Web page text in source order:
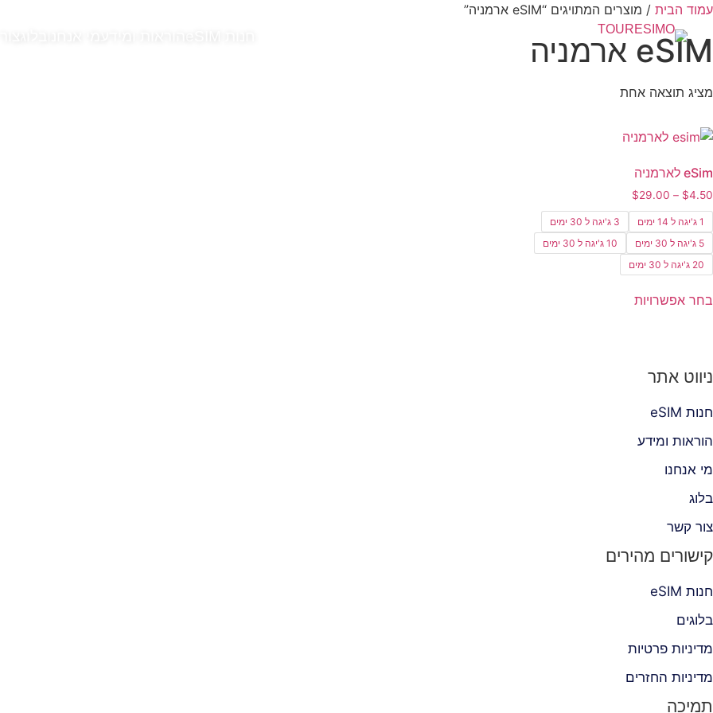
דלג
לתוכן
עמוד הבית / מוצרים המתויגים “eSIM ארמניה”
eSIM ארמניה
מציג תוצאה אחת
eSim לארמניה
$4.50
–
$29.00
מחירים:
1 ג'יגה ל 14 ימים
3 ג'יגה ל 30 ימים
5 ג'יגה ל 30 ימים
10 ג'יגה ל 30 ימים
20 ג'יגה ל 30 ימים
בחר אפשרויותזה
ניווט אתר
חנות eSIM
הוראות ומידע
מי אנחנו
בלוג
צור קשר
קישורים מהירים
חנות eSIM
בלוגים
מדיניות פרטיות
מדיניות החזרים
תמיכה